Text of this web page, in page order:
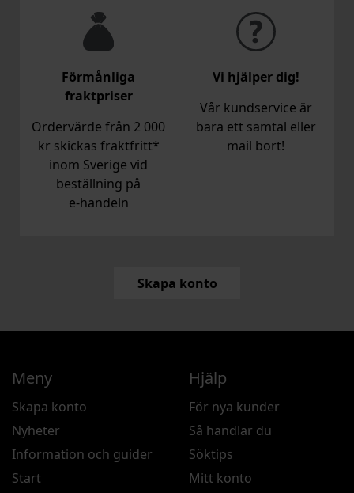
Förmånliga
fraktpriser
Ordervärde från 2 000
kr skickas fraktfritt*
inom Sverige vid
beställning på
e‑handeln
Vi hjälper dig!
Vår kundservice är
bara ett samtal eller
mail bort!
Skapa konto
Meny
Skapa konto
Nyheter
Information och guider
Start
Hjälp
För nya kunder
Så handlar du
Söktips
Mitt konto